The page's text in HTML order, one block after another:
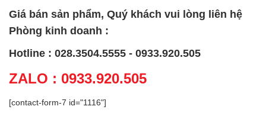
Giá bán sản phẩm, Quý khách vui lòng liên hệ
Phòng kinh doanh :
Hotline : 028.3504.5555 - 0933.920.505
ZALO : 0933.920.505
[contact-form-7 id="1116"]